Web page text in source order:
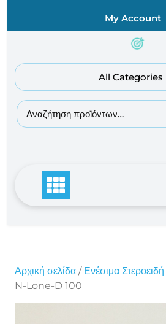
My Account
All Categories
Αρχική σελίδα / Ενέσιμα Στεροειδή
N-Lone-D 100